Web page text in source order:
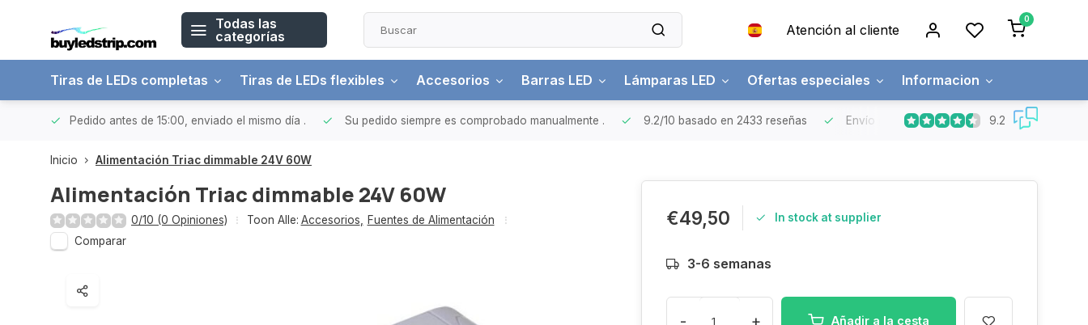
Todas las
categorías
Atención al cliente
0
Tiras de LEDs completas Tiras de LEDs flexibles Accesorios Barras LED Lámparas LED Ofertas especiales Informacion
Pedido antes de 15:00, enviado el mismo día . Su pedido siempre es comprobado manualmente . 9.2/10 basado en 2433 reseñas Envío gratuitoPedidos superiores a 150€
9.2
Inicio Alimentación Triac dimmable 24V 60W
Alimentación Triac dimmable 24V 60W
0/10 (0 Opiniones) Toon Alle: Accesorios
Fuentes de Alimentación
Comparar
€49,50 In stock at supplier
3-6 semanas
- + Añadir a la cesta